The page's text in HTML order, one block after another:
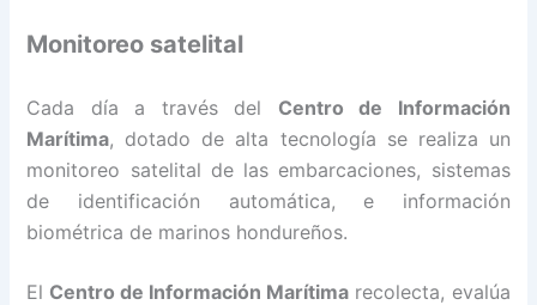
Monitoreo satelital
Cada día a través del Centro de Información
Marítima, dotado de alta tecnología se realiza un
monitoreo satelital de las embarcaciones, sistemas
de identificación automática, e información
biométrica de marinos hondureños.
El Centro de Información Marítima recolecta, evalúa